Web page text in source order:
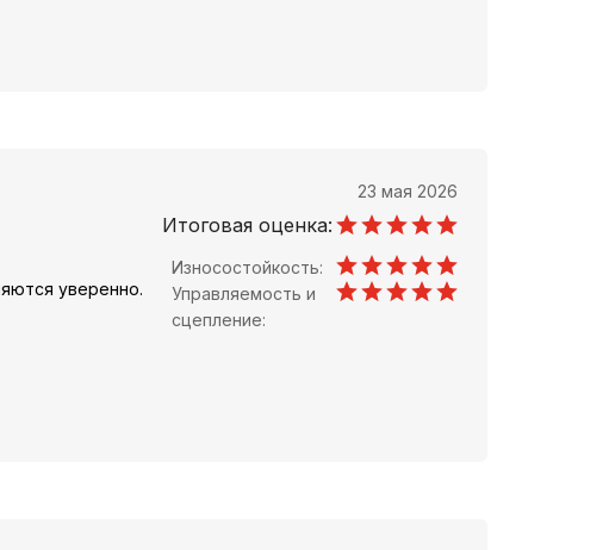
23 мая 2026
Итоговая оценка:
уверенно.
Износостойкость:
Управляемость и
сцепление: